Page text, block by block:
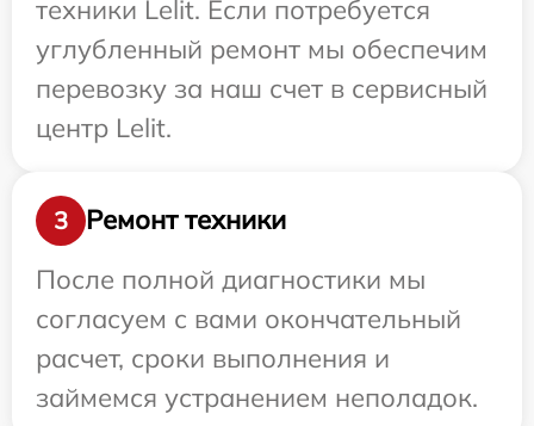
техники Lelit. Если потребуется
углубленный ремонт мы обеспечим
перевозку за наш счет в сервисный
центр Lelit.
3
Ремонт техники
После полной диагностики мы
согласуем с вами окончательный
расчет, сроки выполнения и
займемся устранением неполадок.